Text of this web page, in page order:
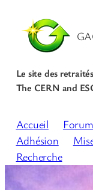
Le site des
The CERN and
Accueil
Adhésion
Recherche